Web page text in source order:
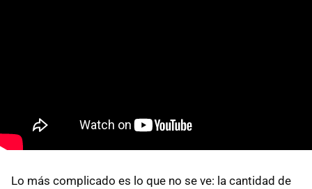
Lo más complicado es lo que no se ve: la cantidad de